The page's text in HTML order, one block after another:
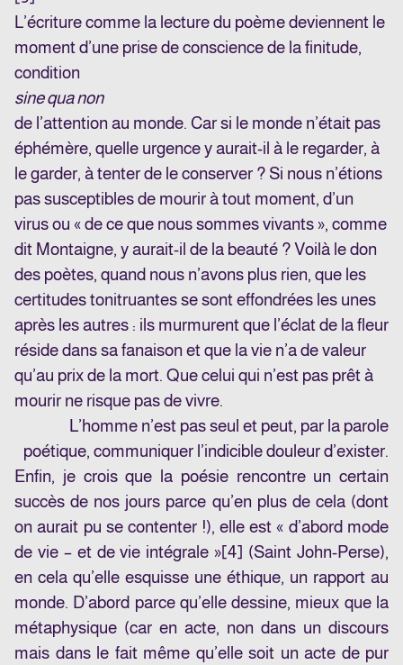
L’écriture comme la lecture du poème deviennent le
moment d’une prise de conscience de la finitude,
condition
sine qua non
de l’attention au monde. Car si le monde n’était pas
éphémère, quelle urgence y aurait-il à le regarder, à
le garder, à tenter de le conserver ? Si nous n’étions
pas susceptibles de mourir à tout moment, d’un
virus ou « de ce que nous sommes vivants », comme
dit Montaigne, y aurait-il de la beauté ? Voilà le don
des poètes, quand nous n’avons plus rien, que les
certitudes tonitruantes se sont effondrées les unes
après les autres : ils murmurent que l’éclat de la fleur
réside dans sa fanaison et que la vie n’a de valeur
qu’au prix de la mort. Que celui qui n’est pas prêt à
mourir ne risque pas de vivre.
L’homme n’est pas seul et peut, par la parole
poétique, communiquer l’indicible douleur d’exister.
Enfin, je crois que la poésie rencontre un certain
succès de nos jours parce qu’en plus de cela (dont
on aurait pu se contenter !), elle est « d’abord mode
de vie – et de vie intégrale »[4] (Saint John-Perse),
en cela qu’elle esquisse une éthique, un rapport au
monde. D’abord parce qu’elle dessine, mieux que la
métaphysique (car en acte, non dans un discours
mais dans le fait même qu’elle soit un acte de pur